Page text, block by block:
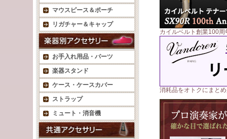
マウスピース＆ポーチ
リガチャー＆キャップ
お手入れ用品・パーツ
楽器スタンド
ケース・ケースカバー
ストラップ
ミュート・消音機
カイルベルト創業100
消耗品をオトクにまと